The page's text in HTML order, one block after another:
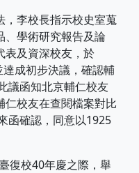
李校長指示校史室蒐
、學術研究報告及論
表及資深校友，於
成初步決議，確認輔
議函知北京輔仁校友
仁校友在查閱檔案對比
函確認，同意以1925
校40年慶之際，舉